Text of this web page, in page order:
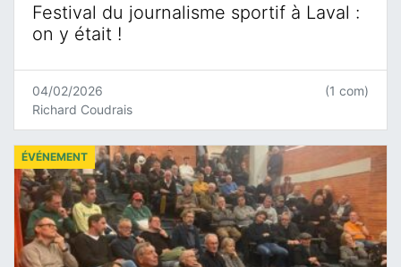
Festival du journalisme sportif à Laval :
on y était !
04/02/2026
Richard Coudrais
(1 com)
ÉVÉNEMENT